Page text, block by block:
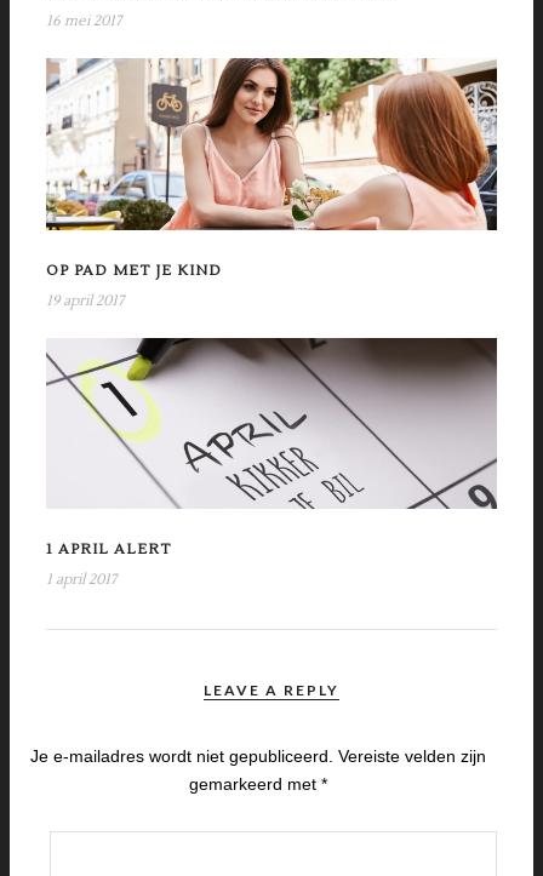
16 mei 2017
OP PAD MET JE KIND
19 april 2017
1 APRIL ALERT
1 april 2017
LEAVE A REPLY
Je e-mailadres wordt niet gepubliceerd. Vereiste velden zijn
gemarkeerd met*